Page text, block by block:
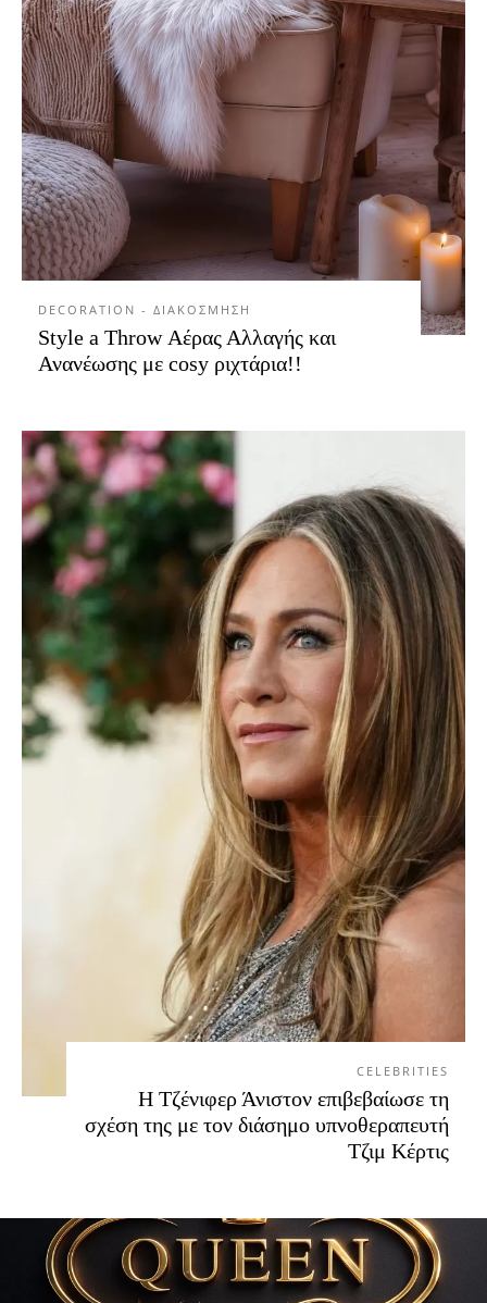
DECORATION - ΔΙΑΚΟΣΜΗΣΗ
Style a Throw Αέρας Αλλαγής και
Ανανέωσης με cosy ριχτάρια!!
CELEBRITIES
Η Τζένιφερ Άνιστον επιβεβαίωσε τη
σχέση της με τον διάσημο υπνοθεραπευτή
Τζιμ Κέρτις